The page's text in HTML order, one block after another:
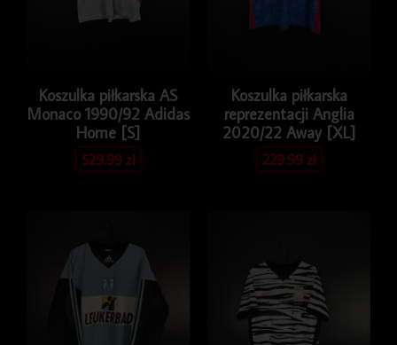
Koszulka piłkarska AS
Monaco 1990/92 Adidas
Home [S]
529.99zł
Koszulka piłkarska
reprezentacji Anglia
2020/22 Away [XL]
229.99zł